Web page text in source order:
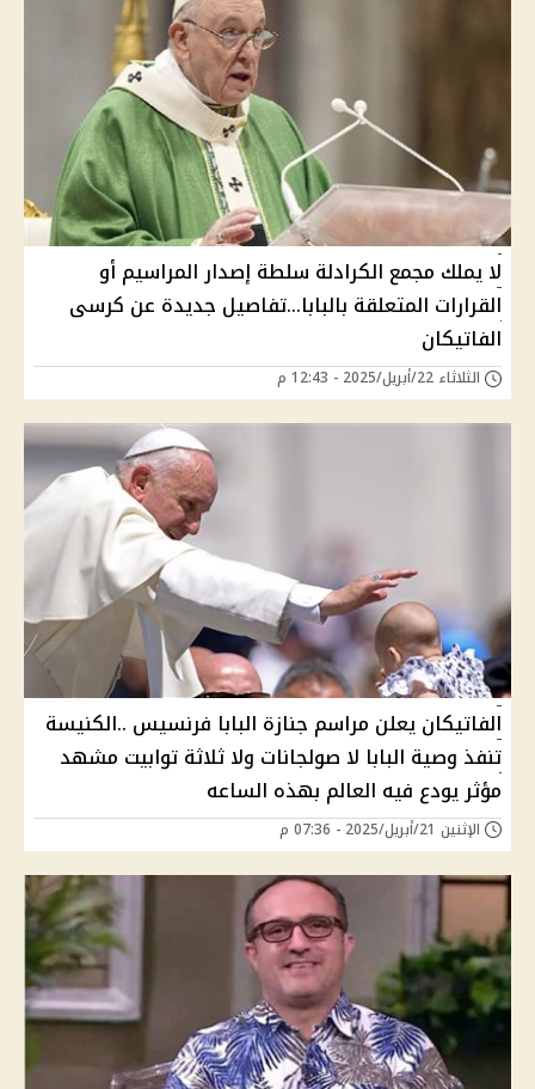
لا يملك مجمع الكرادلة سلطة إصدار المراسيم أو
القرارات المتعلقة بالبابا...تفاصيل جديدة عن كرسى
الفاتيكان
الثلاثاء 22/أبريل/2025 - 12:43 م
الفاتيكان يعلن مراسم جنازة البابا فرنسيس ..الكنيسة
تنفذ وصية البابا لا صولجانات ولا ثلاثة توابيت مشهد
مؤثر يودع فيه العالم بهذه الساعه
الإثنين 21/أبريل/2025 - 07:36 م